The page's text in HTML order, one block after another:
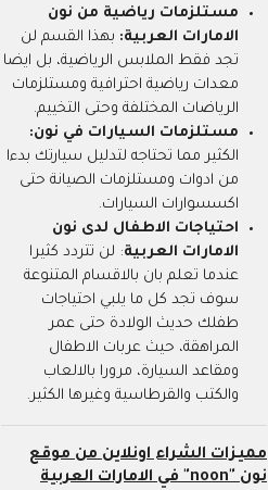
مستلزمات رياضية من نون
الامارات العربية: بهذا القسم لن
تجد فقط الملابس الرياضية، بل ايضا
معدات رياضية احترافية ومستلزمات
الرياضات المختلفة وحتى التخييم.
مستلزمات السيارات في نون:
الكثير مما تحتاجه لتدليل سيارتك بدءا
من ادوات ومستلزمات الصيانة حتى
اكسسوارات السيارات.
احتياجات الاطفال لدى نون
الامارات العربية: لن تتردد كثيرا
عندما تعلم بان بالاقسام المتنوعة
سوف تجد كل ما يلبي احتياجات
طفلك حديث الولادة حتى عمر
المراهقة، حيث عربات الاطفال
ومقاعد السيارة، مرورا بالالعاب
والكتب والقرطاسية وغيرها الكثير.
مميزات الشراء اونلاين من موقع
نون "noon" في الامارات العربية